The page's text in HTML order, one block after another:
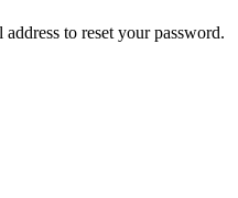
to reset your password.